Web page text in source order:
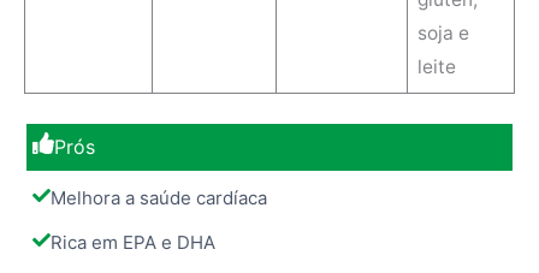
soja e
leite
Prós
Melhora a saúde cardíaca
Rica em EPA e DHA